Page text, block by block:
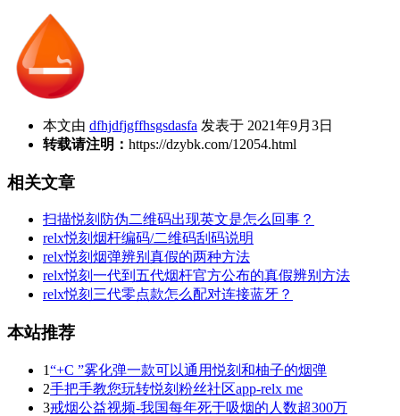
本文由 dfhjdfjgffhsgsdasfa 发表于 2021年9月3日
转载请注明： https://dzybk.com/12054.html
相关文章
扫描悦刻防伪二维码出现英文是怎么回事？
relx悦刻烟杆编码/二维码刮码说明
relx悦刻烟弹辨别真假的两种方法
relx悦刻一代到五代烟杆官方公布的真假辨别方法
relx悦刻三代零点款怎么配对连接蓝牙？
本站推荐
1“+C ”雾化弹一款可以通用悦刻和柚子的烟弹
2手把手教您玩转悦刻粉丝社区app-relx me
3戒烟公益视频-我国每年死于吸烟的人数超300万